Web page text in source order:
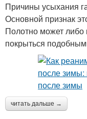
Причины усыхания
Основной признак
Полотно может либо
покрыться
читать дальше →